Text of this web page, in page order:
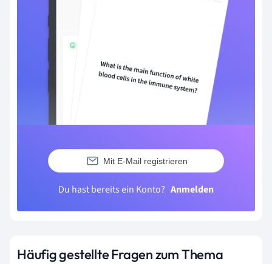
Mit E-Mail registrieren
Du hast bereits ein Konto? Anmelden
Häufig gestellte Fragen zum Thema